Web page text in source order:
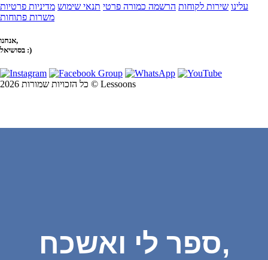
עלינו שירות לקוחות הרשמה כמורה פרטי תנאי שימוש מדיניות פרטיות
משרות פתוחות
אנחנו,
בסושיאל :)
כל הזכויות שמורות 2026 © Lessoons
ספר לי ואשכח,